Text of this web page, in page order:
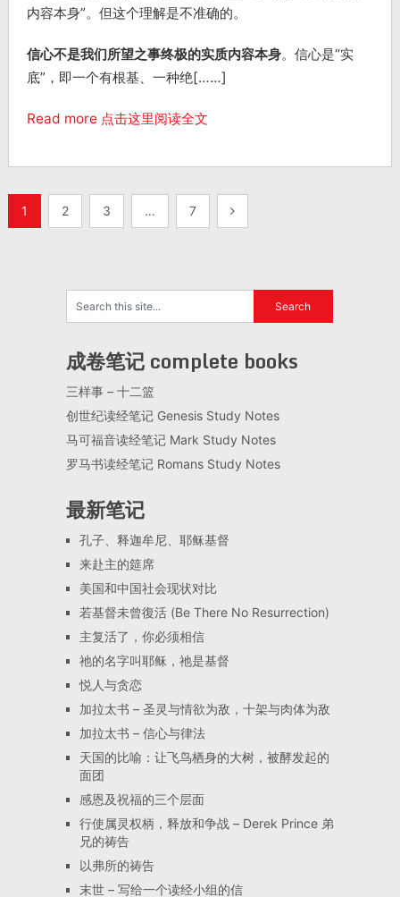
内容本身”。但这个理解是不准确的。
信心不是我们所望之事终极的实质内容本身。信心是“实
底”，即一个有根基、一种绝[……]
Read more 点击这里阅读全文
1 2 3 … 7
成卷笔记 complete books
三样事 – 十二篮
创世纪读经笔记 Genesis Study Notes
马可福音读经笔记 Mark Study Notes
罗马书读经笔记 Romans Study Notes
最新笔记
孔子、释迦牟尼、耶稣基督
来赴主的筵席
美国和中国社会现状对比
若基督未曾復活 (Be There No Resurrection)
主复活了，你必须相信
祂的名字叫耶稣，祂是基督
悦人与贪恋
加拉太书 – 圣灵与情欲为敌，十架与肉体为敌
加拉太书 – 信心与律法
天国的比喻：让飞鸟栖身的大树，被酵发起的
面团
感恩及祝福的三个层面
行使属灵权柄，释放和争战 – Derek Prince 弟
兄的祷告
以弗所的祷告
末世 – 写给一个读经小组的信